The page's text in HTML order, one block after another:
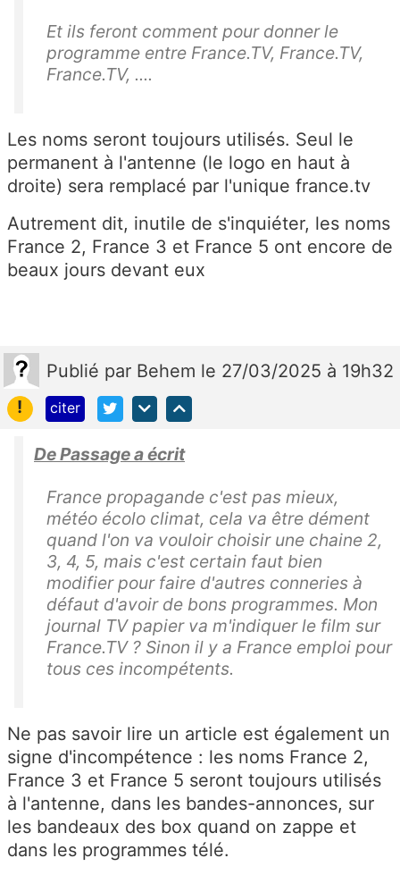
Et ils feront comment pour donner le
programme entre France.TV, France.TV,
France.TV, ....
Les noms seront toujours utilisés. Seul le
permanent à l'antenne (le logo en haut à
droite) sera remplacé par l'unique france.tv
Autrement dit, inutile de s'inquiéter, les noms
France 2, France 3 et France 5 ont encore de
beaux jours devant eux
Publié par Behem le 27/03/2025 à 19h32
!
citer
De Passage a écrit
France propagande c'est pas mieux,
météo écolo climat, cela va être dément
quand l'on va vouloir choisir une chaine 2,
3, 4, 5, mais c'est certain faut bien
modifier pour faire d'autres conneries à
défaut d'avoir de bons programmes. Mon
journal TV papier va m'indiquer le film sur
France.TV ? Sinon il y a France emploi pour
tous ces incompétents.
Ne pas savoir lire un article est également un
signe d'incompétence : les noms France 2,
France 3 et France 5 seront toujours utilisés
à l'antenne, dans les bandes-annonces, sur
les bandeaux des box quand on zappe et
dans les programmes télé.